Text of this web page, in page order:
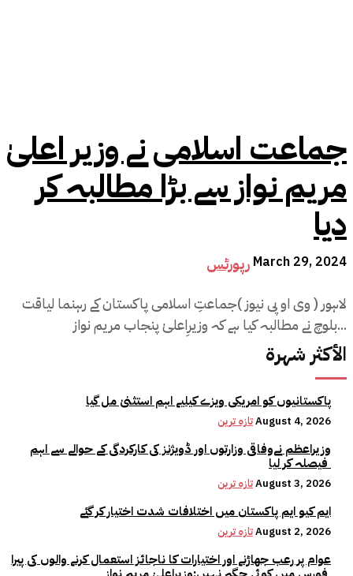
جماعت اسلامی نے وزیر اعلیٰ
مریم نواز سے بڑا مطالبہ کر
دیا
رپورٹس March 29, 2024
لاہور ( وی او پی نیوز )جماعتِ اسلامی پاکستان کے رہنما لیاقت
بلوچ نے مطالبہ کیا ہے کہ وزیرِاعلیٰ پنجاب مریم نواز...
الأكثر شهرة
پاکستانیوں کو امریکی ویزے کیلیے اہم استثنیٰ مل گیا
تازہ ترینAugust 4, 2026
وزیراعظم نےوفاقی وزارتوں اور ڈویژنز کی کارکردگی کے حوالے سے اہم
تازہ ترینAugust 3, 2026
ایم کیو ایم پاکستان میں اختلافات شدت اختیار کر گئے
تازہ ترینAugust 2, 2026
عوام پر رعب جھاڑنے اور اختیارات کا ناجائز استعمال کرنے والوں کی پیرا